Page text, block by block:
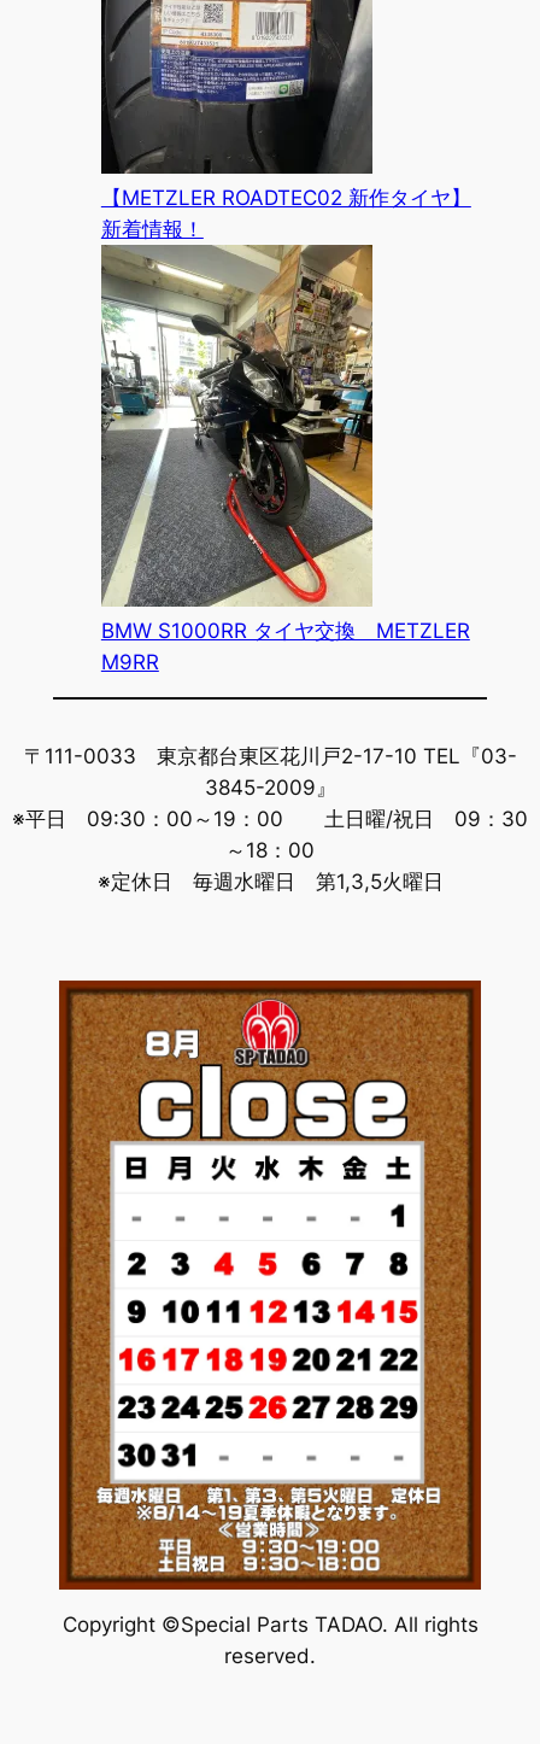
【METZLER ROADTEC02 新作タイヤ】
新着情報！
BMW S1000RR タイヤ交換 METZLER
M9RR
〒111-0033 東京都台東区花川戸2-17-10 TEL『03-
3845-2009』
※平日 09:30：00～19：00 土日曜/祝日 09：30
～18：00
※定休日 毎週水曜日 第1,3,5火曜日
Copyright ©Special Parts TADAO. All rights
reserved.